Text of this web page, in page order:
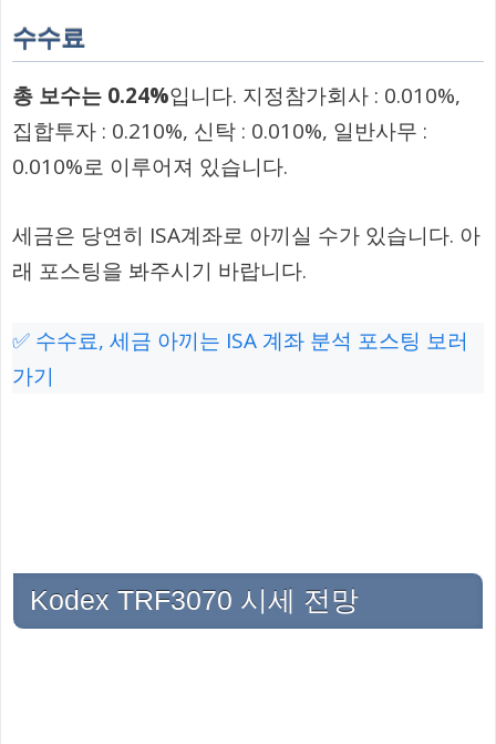
수수료
총 보수는 0.24%입니다. 지정참가회사 : 0.010%,
집합투자 : 0.210%, 신탁 : 0.010%, 일반사무 :
0.010%로 이루어져 있습니다.
세금은 당연히 ISA계좌로 아끼실 수가 있습니다. 아
래 포스팅을 봐주시기 바랍니다.
✅ 수수료, 세금 아끼는 ISA 계좌 분석 포스팅 보러
가기
Kodex TRF3070 시세 전망